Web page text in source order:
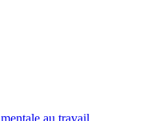
au travail